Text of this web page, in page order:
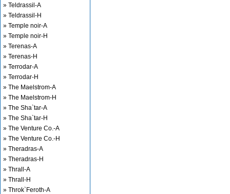
» Teldrassil-A
» Teldrassil-H
» Temple noir-A
» Temple noir-H
» Terenas-A
» Terenas-H
» Terrodar-A
» Terrodar-H
» The Maelstrom-A
» The Maelstrom-H
» The Sha`tar-A
» The Sha`tar-H
» The Venture Co.-A
» The Venture Co.-H
» Theradras-A
» Theradras-H
» Thrall-A
» Thrall-H
» Throk`Feroth-A